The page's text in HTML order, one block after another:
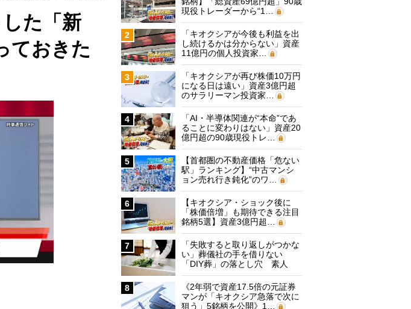
た「新
ておきた
現役トレーダーから“1…
2
「キオクシアが今後も利益を出
し続けるかは分からない」資産
11億円の個人投資家…
3
「キオクシアが再び株価10万円
になる日は遠い」資産3億円超
のサラリーマン投資家…
4
「AI・半導体関連が“本命”であ
ることに変わりはない」資産20
億円超の90歳現役トレ…
5
【首都圏の不動産価格「危ない
駅」ランキング】“中古マンシ
ョン売れ行き鈍化”のワ…
6
【キオクシア・ショック後に
「株価倍増」も期待できる注目
銘柄5選】資産3億円超…
7
「失敗すると取り返しがつかな
い」葬儀社の手を借りない
「DIY葬」の落とし穴 素人
に…
8
《2年弱で資産17.5倍の元証券
マンが「キオクシア急落で次に
狙う」5銘柄を公開》1…